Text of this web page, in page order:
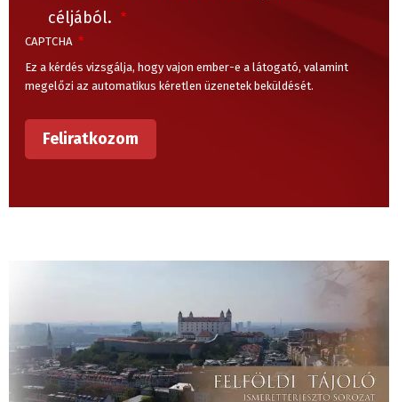
céljából.
CAPTCHA
Ez a kérdés vizsgálja, hogy vajon ember-e a látogató, valamint
megelőzi az automatikus kéretlen üzenetek beküldését.